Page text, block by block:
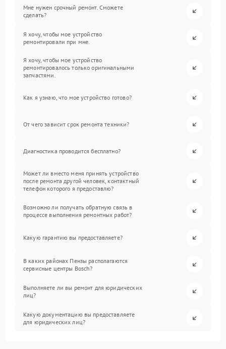
Мне нужен срочный ремонт. Сможете
сделать?
Я хочу, чтобы мое устройство
ремонтировали при мне.
Я хочу, чтобы мое устройство
ремонтировалось только оригинальными
запчастями.
Как я узнаю, что мое устройство готово?
От чего зависит срок ремонта техники?
Диагностика проводится бесплатно?
Может ли вместо меня принять устройство
после ремонта другой человек, контактный
телефон которого я предоставлю?
Возможно ли получать обратную связь в
процессе выполнения ремонтных работ?
Какую гарантию вы предоставляете?
В каких районах Пензы располагаются
сервисные центры Bosch?
Выполняете ли вы ремонт для юридических
лиц?
Какую документацию вы предоставляете
для юридических лиц?